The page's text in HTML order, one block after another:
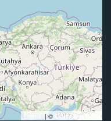
Leaflet | © OpenStreetMap